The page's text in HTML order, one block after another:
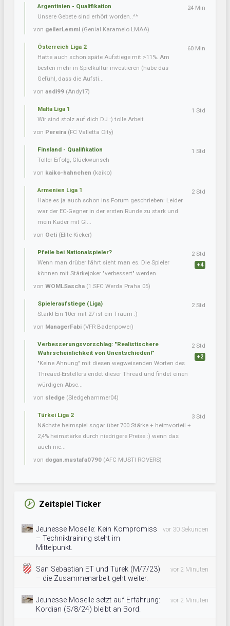
Argentinien - Qualifikation
Unsere Gebete sind erhört worden..^^
von geilerLemmi (Genial Karamelo LMAA)
24 Min
Österreich Liga 2
Hatte auch schon späte Aufstiege mit >11%. Am
besten mehr in Spielkultur investieren (habe das
Gefühl, dass die Aufsti...
von andi99 (Andy17)
60 Min
Malta Liga 1
Wir sind stolz auf dich DJ :) tolle Arbeit
von Pereira (FC Valletta City)
1 Std
Finnland - Qualifikation
Toller Erfolg, Glückwunsch
von kaiko-hahnchen (kaiko)
1 Std
Armenien Liga 1
Habe es ja auch schon ins Forum geschrieben: Leider
war der EC-Gegner in der ersten Runde zu stark und
mein Kader mit Gl...
von Octi (Elite Kicker)
2 Std
Pfeile bei Nationalspieler?
Wenn man drüber fährt sieht man es. Die Spieler
können mit Stärkejoker "verbessert" werden.
von WOMLSascha (1.SFC Werda Praha 05)
2 Std
+4
Spieleraufstiege (Liga)
Stark! Ein 10er mit 27 ist ein Traum :)
von ManagerFabi (VFR Badenpower)
2 Std
Verbesserungsvorschlag: "Realistischere
Wahrscheinlichkeit von Unentschieden!"
"Keine Ahnung" mit diesen wegweisenden Worten des
Threaed-Erstellers endet dieser Thread und findet einen
würdigen Absc...
von sledge (Sledgehammer04)
2 Std
+2
Türkei Liga 2
Nächste heimspiel sogar über 700 Stärke + heimvorteil +
2,4% heimstärke durch niedrigere Preise :) wenn das
auch nic...
von dogan.mustafa0790 (AFC MUSTI ROVERS)
3 Std
Zeitspiel Ticker
Jeunesse Moselle: Kein Kompromiss
– Techniktraining steht im
Mittelpunkt.
vor 30 Sekunden
San Sebastian ET und Turek (M/7/23)
– die Zusammenarbeit geht weiter.
vor 2 Minuten
Jeunesse Moselle setzt auf Erfahrung:
Kordian (S/8/24) bleibt an Bord.
vor 2 Minuten